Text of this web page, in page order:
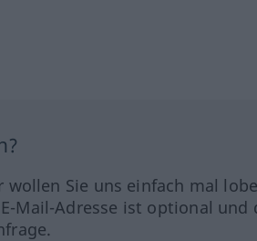
Sie uns einfach mal
Mail-Adresse ist optional und